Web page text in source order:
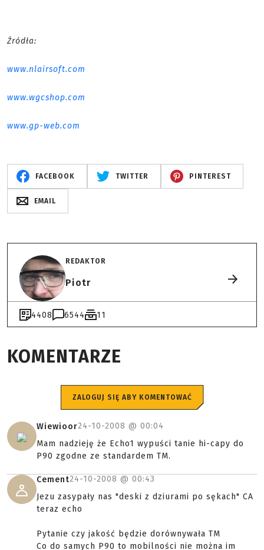
Źródła:
www.nlairsoft.com
www.wgcshop.com
www.gp-web.com
FACEBOOK TWITTER PINTEREST
EMAIL
REDAKTOR
Piotr
4408 6544 11
KOMENTARZE
ZALOGUJ SIĘ ABY KOMENTOWAĆ
Wiewioor24-10-2008 @ 00:04
Mam nadzieję że Echo1 wypuści tanie hi-capy do
P90 zgodne ze standardem TM.
Cement24-10-2008 @ 00:43
Jezu zasypały nas "deski z dziurami po sękach" CA
teraz echo
Pytanie czy jakość będzie dorównywała TM
Co do samych P90 to mobilności nie można im